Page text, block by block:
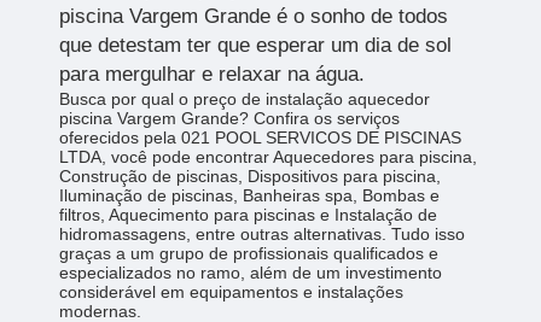
piscina Vargem Grande é o sonho de todos
que detestam ter que esperar um dia de sol
para mergulhar e relaxar na água.
Busca por qual o preço de instalação aquecedor
piscina Vargem Grande? Confira os serviços
oferecidos pela 021 POOL SERVICOS DE PISCINAS
LTDA, você pode encontrar Aquecedores para piscina,
Construção de piscinas, Dispositivos para piscina,
Iluminação de piscinas, Banheiras spa, Bombas e
filtros, Aquecimento para piscinas e Instalação de
hidromassagens, entre outras alternativas. Tudo isso
graças a um grupo de profissionais qualificados e
especializados no ramo, além de um investimento
considerável em equipamentos e instalações
modernas.